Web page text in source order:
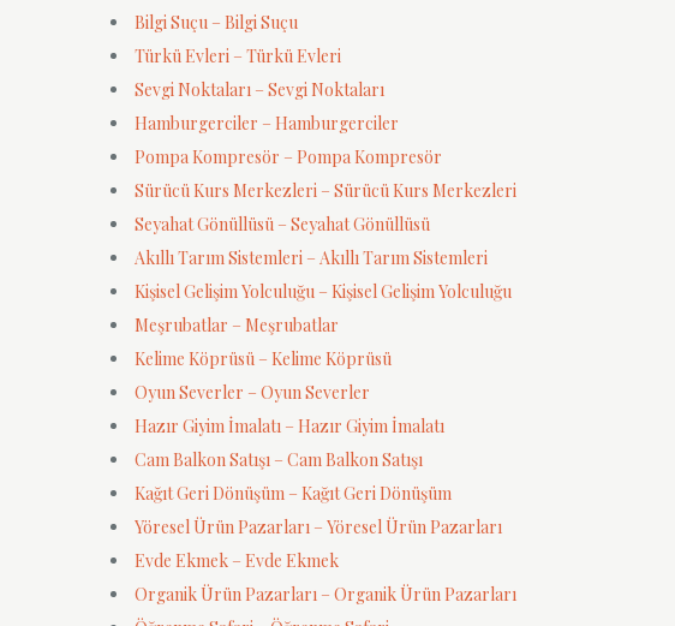
Bilgi Suçu – Bilgi Suçu
Türkü Evleri – Türkü Evleri
Sevgi Noktaları – Sevgi Noktaları
Hamburgerciler – Hamburgerciler
Pompa Kompresör – Pompa Kompresör
Sürücü Kurs Merkezleri – Sürücü Kurs Merkezleri
Seyahat Gönüllüsü – Seyahat Gönüllüsü
Akıllı Tarım Sistemleri – Akıllı Tarım Sistemleri
Kişisel Gelişim Yolculuğu – Kişisel Gelişim Yolculuğu
Meşrubatlar – Meşrubatlar
Kelime Köprüsü – Kelime Köprüsü
Oyun Severler – Oyun Severler
Hazır Giyim İmalatı – Hazır Giyim İmalatı
Cam Balkon Satışı – Cam Balkon Satışı
Kağıt Geri Dönüşüm – Kağıt Geri Dönüşüm
Yöresel Ürün Pazarları – Yöresel Ürün Pazarları
Evde Ekmek – Evde Ekmek
Organik Ürün Pazarları – Organik Ürün Pazarları